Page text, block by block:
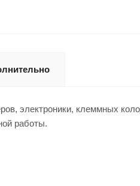
электроники, клеммных
работы.